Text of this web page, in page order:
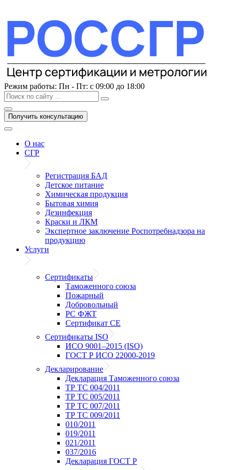
содержимому
Режим работы: Пн - Пт: с 09:00 до 18:00
Получить консультацию
О нас
СГР
Регистрация БАД
Детское питание
Химическая продукция
Бытовая химия
Дезинфекция
Краски и ЛКМ
Экспертное заключение Роспотребнадзора на
продукцию
Услуги
Сертификаты
Таможенного союза
Пожарный
Добровольный
РС ФЖТ
Сертификат CE
Сертификаты ISO
ИСО 9001–2015 (ISO)
ГОСТ Р ИСО 22000-2019
Декларирование
Декларация Таможенного союза
ТР ТС 004/2011
ТР ТС 005/2011
ТР ТС 007/2011
ТР ТС 009/2011
010/2011
019/2011
021/2011
037/2016
Декларация ГОСТ Р